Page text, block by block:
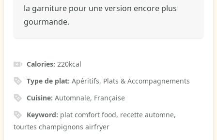
la garniture pour une version encore plus
gourmande.
Calories:220kcal
Type de plat:Apéritifs, Plats & Accompagnements
Cuisine:Automnale, Française
Keyword: plat comfort food, recette automne,
tourtes champignons airfryer